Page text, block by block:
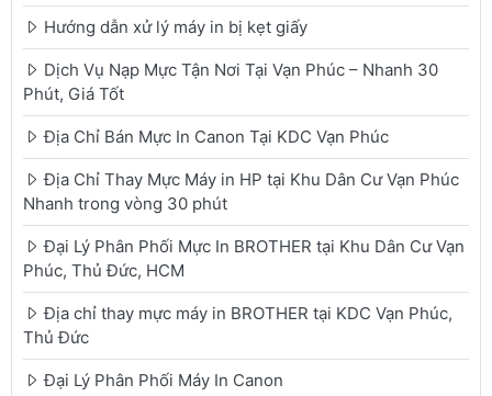
Hướng dẫn xử lý máy in bị kẹt giấy
Dịch Vụ Nạp Mực Tận Nơi Tại Vạn Phúc – Nhanh 30
Phút, Giá Tốt
Địa Chỉ Bán Mực In Canon Tại KDC Vạn Phúc
Địa Chỉ Thay Mực Máy in HP tại Khu Dân Cư Vạn Phúc
Nhanh trong vòng 30 phút
Đại Lý Phân Phối Mực In BROTHER tại Khu Dân Cư Vạn
Phúc, Thủ Đức, HCM
Địa chỉ thay mực máy in BROTHER tại KDC Vạn Phúc,
Thủ Đức
Đại Lý Phân Phối Máy In Canon